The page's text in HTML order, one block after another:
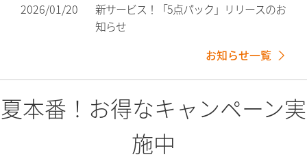
2026/07/09
【重要なお知らせ】3Dセキュア2.0（本人
認証サービス）導入のお知らせ
お知らせ一覧
夏本番！お得なキャンペーン実
施中